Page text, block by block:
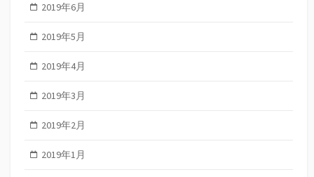
2019年6月
2019年5月
2019年4月
2019年3月
2019年2月
2019年1月